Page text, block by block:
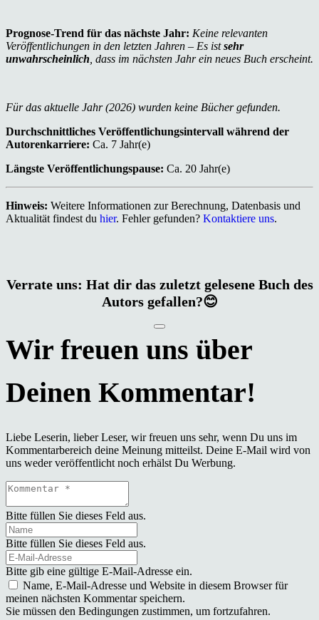
Prognose-Trend für das nächste Jahr: Keine relevanten
Veröffentlichungen in den letzten Jahren – Es istsehr
unwahrscheinlich , dass im nächsten Jahr ein neues Buch erscheint.
Für das aktuelle Jahr (2026) wurden keine Bücher gefunden.
Durchschnittliches Veröffentlichungsintervall während der
Autorenkarriere: Ca. 7 Jahr(e)
Längste Veröffentlichungspause: Ca. 20 Jahr(e)
Hinweis: Weitere Informationen zur Berechnung, Datenbasis und
Aktualität findest du hier. Fehler gefunden? Kontaktiere uns.
Verrate uns: Hat dir das zuletzt gelesene Buch des
Autors gefallen?😊
Liebe Leserin, lieber Leser, wir freuen uns sehr, wenn Du uns im
Kommentarbereich deine Meinung mitteilst. Deine E-Mail wird von
uns weder veröffentlicht noch erhälst Du Werbung.
Bitte füllen Sie dieses Feld aus.
Bitte füllen Sie dieses Feld aus.
Bitte gib eine gültige E-Mail-Adresse ein.
Name, E-Mail-Adresse und Website in diesem Browser für
meinen nächsten Kommentar speichern.
Sie müssen den Bedingungen zustimmen, um fortzufahren.